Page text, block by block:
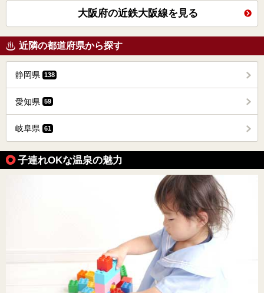
大阪府の近鉄大阪線を見る
近隣の都道府県から探す
静岡県 138
愛知県 59
岐阜県 61
子連れOKな温泉の魅力